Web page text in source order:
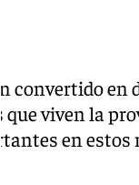
convertido
que viven la
en